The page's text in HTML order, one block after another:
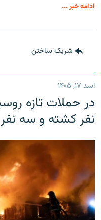
ادامه خبر ...
شریک ساختن
اسد ۱۷, ۱۴۰۵
در حملات تازه
نفر کشته و سه